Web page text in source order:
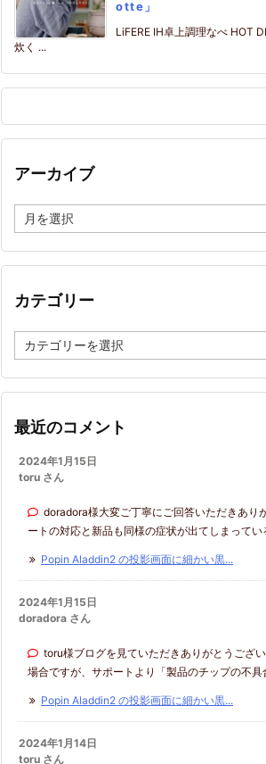
otte」
LiFERE IH卓上調理なべ HOT
炊く ...
アーカイブ
ー
イ
カテゴリー
テ
リ
最近のコメント
2024年1月15日
toru さん
doradora様大変ご丁寧にご回答いただきあり
ートの対応と新品も同様の症状が出てしまってい
Popin Aladdin2 の投影画面に細かい黒...
2024年1月15日
doradora さん
toru様ブログを見ていただきありがとうござ
場合ですが、サポートより「製品のチップの不具
Popin Aladdin2 の投影画面に細かい黒...
2024年1月14日
toru さん